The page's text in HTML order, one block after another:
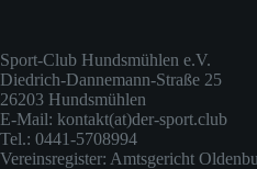
Sport-Club Hundsmühlen e.V.
Diedrich-Dannemann-Straße 25
26203 Hundsmühlen
E-Mail: kontakt(at)der-sport.club
Tel.: 0441-5708994
Vereinsregister: Amtsgericht